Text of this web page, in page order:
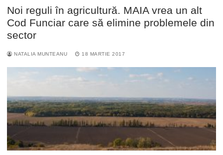
Noi reguli în agricultură. MAIA vrea un alt
Cod Funciar care să elimine problemele din
sector
NATALIA MUNTEANU 18 MARTIE 2017